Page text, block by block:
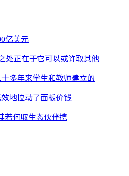
亿美元
处正在于它可以或许取其他
多年来学生和教师建立的
地拉动了面板价钱
若何取生态伙伴携